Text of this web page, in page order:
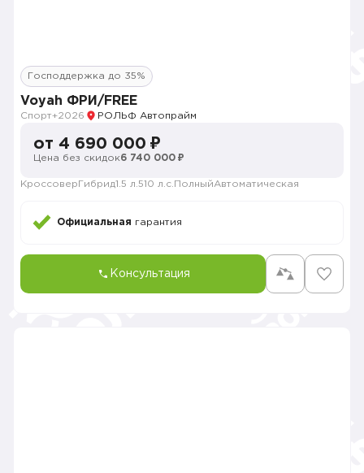
Господдержка до 35%
Voyah ФРИ/FREE
Спорт+2026 РОЛЬФ Автопрайм
от 4 690 000 ₽
Цена без скидок6 740 000 ₽
Кроссовер Гибрид1.5 л. 510 л.с. ПолныйАвтоматическая
Официальная гарантия
Консультация